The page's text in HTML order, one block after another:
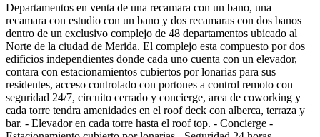
Departamentos en venta de una recamara con un bano, una
recamara con estudio con un bano y dos recamaras con dos banos
dentro de un exclusivo complejo de 48 departamentos ubicado al
Norte de la ciudad de Merida. El complejo esta compuesto por dos
edificios independientes donde cada uno cuenta con un elevador,
contara con estacionamientos cubiertos por lonarias para sus
residentes, acceso controlado con portones a control remoto con
seguridad 24/7, circuito cerrado y concierge, area de coworking y
cada torre tendra amenidades en el roof deck con alberca, terraza y
bar. - Elevador en cada torre hasta el roof top. - Concierge -